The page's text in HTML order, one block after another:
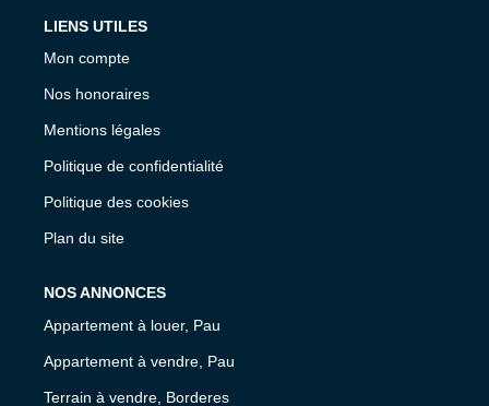
LIENS UTILES
Mon compte
Nos honoraires
Mentions légales
Politique de confidentialité
Politique des cookies
Plan du site
NOS ANNONCES
Appartement à louer, Pau
Appartement à vendre, Pau
Terrain à vendre, Borderes